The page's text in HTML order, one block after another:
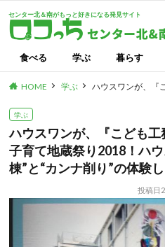
センター北＆南がもっと好きになる発見サイト
食べる 学ぶ 暮らす
HOME 学ぶ ハウスワンが、『
学ぶ
ハウスワンが、『こども工
子育て地蔵祭り2018！ハ
棟”と“カンナ削り”の体験
投稿日